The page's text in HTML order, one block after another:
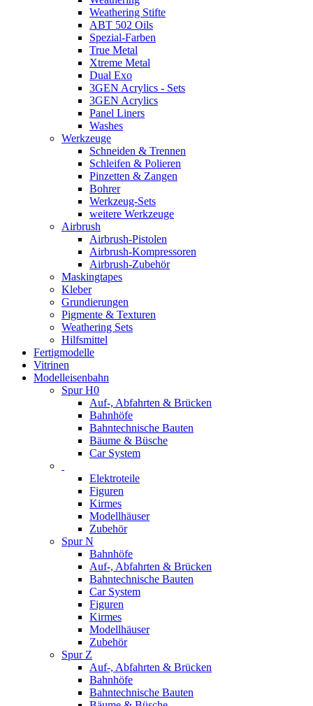
Weathering Stifte
ABT 502 Oils
Spezial-Farben
True Metal
Xtreme Metal
Dual Exo
3GEN Acrylics - Sets
3GEN Acrylics
Panel Liners
Washes
Werkzeuge
Schneiden & Trennen
Schleifen & Polieren
Pinzetten & Zangen
Bohrer
Werkzeug-Sets
weitere Werkzeuge
Airbrush
Airbrush-Pistolen
Airbrush-Kompressoren
Airbrush-Zubehör
Maskingtapes
Kleber
Grundierungen
Pigmente & Texturen
Weathering Sets
Hilfsmittel
Fertigmodelle
Vitrinen
Modelleisenbahn
Spur H0
Auf-, Abfahrten & Brücken
Bahnhöfe
Bahntechnische Bauten
Bäume & Büsche
Car System
Elektroteile
Figuren
Kirmes
Modellhäuser
Zubehör
Spur N
Bahnhöfe
Auf-, Abfahrten & Brücken
Bahntechnische Bauten
Car System
Figuren
Kirmes
Modellhäuser
Zubehör
Spur Z
Auf-, Abfahrten & Brücken
Bahnhöfe
Bahntechnische Bauten